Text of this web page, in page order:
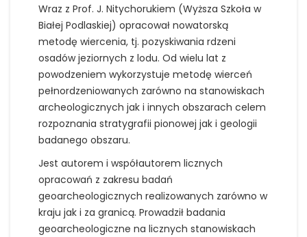
Wraz z Prof. J. Nitychorukiem (Wyższa Szkoła w
Białej Podlaskiej) opracował nowatorską
metodę wiercenia, tj. pozyskiwania rdzeni
osadów jeziornych z lodu. Od wielu lat z
powodzeniem wykorzystuje metodę wierceń
pełnordzeniowanych zarówno na stanowiskach
archeologicznych jak i innych obszarach celem
rozpoznania stratygrafii pionowej jak i geologii
badanego obszaru.
Jest autorem i współautorem licznych
opracowań z zakresu badań
geoarcheologicznych realizowanych zarówno w
kraju jak i za granicą. Prowadził badania
geoarcheologiczne na licznych stanowiskach